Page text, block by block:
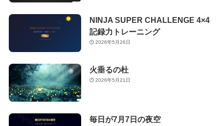
NINJA SUPER CHALLENGE 4×4
記録力トレーニング
2026年5月26日
火垂るの杜
2026年5月21日
毎日が7月7日の夜空